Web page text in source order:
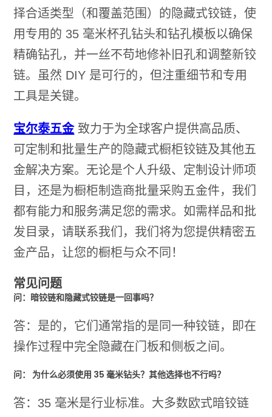
择合适类型（和覆盖范围）的隐藏式铰链，使
用专用的 35 毫米杯孔钻头和钻孔模板以确保
精确钻孔，并一丝不苟地修补旧孔和调整新铰
链。虽然 DIY 是可行的，但注重细节和专用
工具是关键。
宝尔泰五金致力于为全球客户提供高品质、
可定制和批量生产的隐藏式橱柜铰链及其他五
金解决方案。无论是个人升级、定制设计师项
目，还是为橱柜制造商批量采购五金件，我们
都有能力和服务满足您的需求。如需样品和批
发目录，请联系我们，我们将为您提供精密五
金产品，让您的橱柜与众不同！
常见问题
问：暗铰链和隐藏式铰链是一回事吗？
答：是的，它们通常指的是同一种铰链，即在
操作过程中完全隐藏在门板和侧板之间。
问： 为什么必须使用 35 毫米钻头？其他选择也不行吗？
答：35 毫米是行业标准。大多数欧式暗铰链